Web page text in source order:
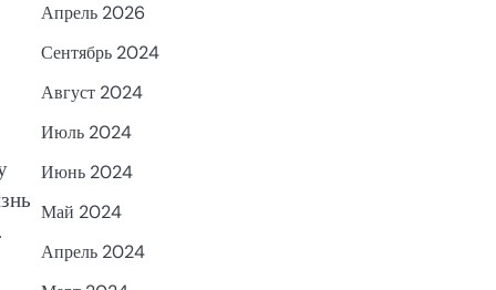
Апрель 2026
Сентябрь 2024
Август 2024
Июль 2024
Июнь 2024
Май 2024
Апрель 2024